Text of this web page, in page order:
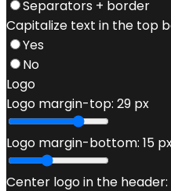
Separators + border
Capitalize text in the top
Yes
No
Logo
Logo margin-top: 29 px
Logo margin-bottom: 15
Center logo in the header: